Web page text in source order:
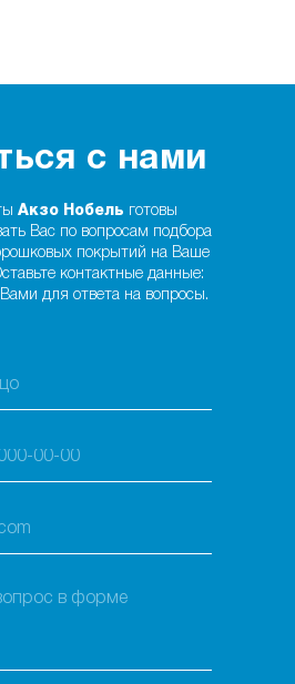
Акзо Нобель готовы
Вас по вопросам подбора
покрытий на Ваше
контактные данные:
для ответа на вопросы.
с нами